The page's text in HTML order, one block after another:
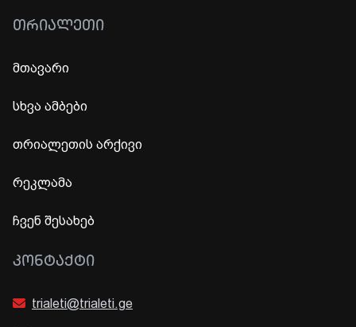
ᲗᲠᲘᲐᲚᲔᲗᲘ
მთავარი
სხვა ამბები
თრიალეთის არქივი
რეკლამა
ჩვენ შესახებ
ᲙᲝᲜᲢᲐᲥᲢᲘ
trialeti@trialeti.ge